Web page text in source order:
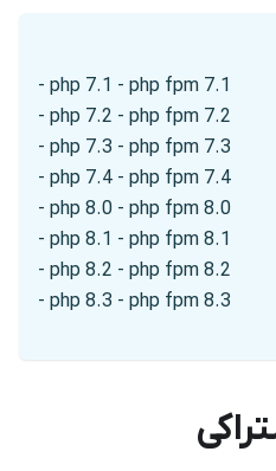
- php 7.1 - php fpm 7.1
- php 7.2 - php fpm 7.2
- php 7.3 - php fpm 7.3
- php 7.4 - php fpm 7.4
- php 8.0 - php fpm 8.0
- php 8.1 - php fpm 8.1
- php 8.2 - php fpm 8.2
- php 8.3 - php fpm 8.3